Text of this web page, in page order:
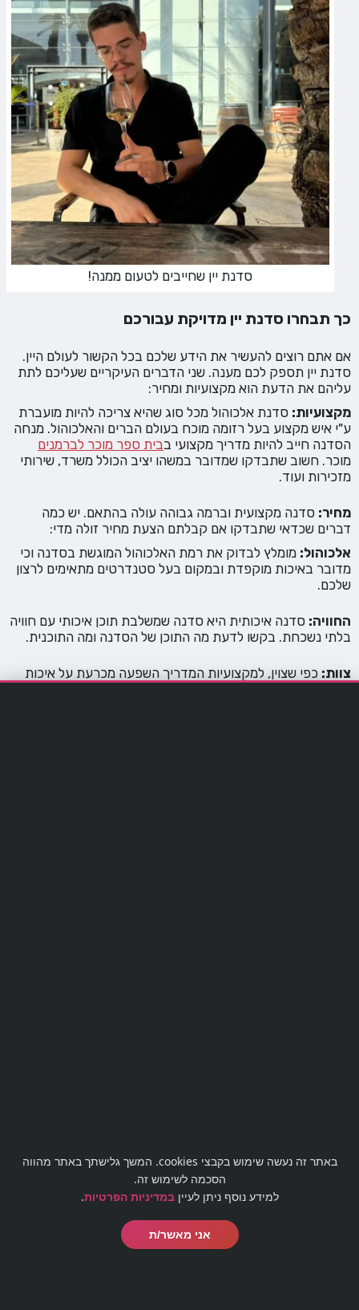
סדנת יין שחייבים לטעום ממנה!
כך תבחרו סדנת יין מדויקת עבורכם
אם אתם רוצים להעשיר את הידע שלכם בכל הקשור לעולם היין.
סדנת יין תספק לכם מענה. שני הדברים העיקריים שעליכם לתת
עליהם את הדעת הוא מקצועיות ומחיר:
מקצועיות: סדנת אלכוהול מכל סוג שהיא צריכה להיות מועברת
ע"י איש מקצוע בעל רזומה מוכח בעולם הברים והאלכוהול. מנחה
הסדנה חייב להיות מדריך מקצועי בבית ספר מוכר לברמנים
מוכר. חשוב שתבדקו שמדובר במשהו יציב הכולל משרד, שירותי
מזכירות ועוד.
מחיר: סדנה מקצועית וברמה גבוהה עולה בהתאם. יש כמה
דברים שכדאי שתבדקו אם קבלתם הצעת מחיר זולה מדי:
אלכוהול: מומלץ לבדוק את רמת האלכוהול המוגשת בסדנה וכי
מדובר באיכות מוקפדת ובמקום בעל סטנדרטים מתאימים לרצון
שלכם.
החוויה: סדנה איכותית היא סדנה שמשלבת תוכן איכותי עם חוויה
בלתי נשכחת. בקשו לדעת מה התוכן של הסדנה ומה התוכנית.
צוות: כפי שצוין, למקצועיות המדריך השפעה מכרעת על איכות
באתר זה נעשה שימוש בקבצי cookies. המשך גלישתך באתר מהווה
הסכמה לשימוש זה.
למידע נוסף ניתן לעייןבמדיניות הפרטיות.
אני מאשר/ת